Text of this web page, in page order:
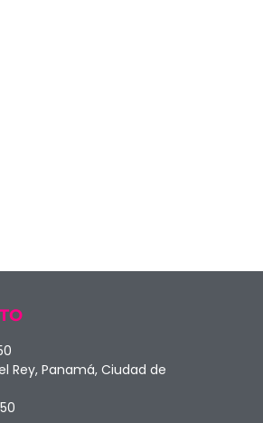
Rey, Panamá, Ciudad de